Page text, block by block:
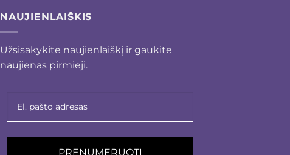
NAUJIENLAIŠKIS
Užsisakykite naujienlaiškį ir gaukite
naujienas pirmieji.
PRENUMERUOTI